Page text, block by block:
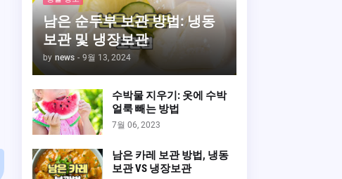
남은 순두부 보관 방법: 냉동
보관 및 냉장보관
by news - 9월 13, 2024
수박물 지우기: 옷에 수박
얼룩 빼는 방법
7월 06, 2023
남은 카레 보관 방법, 냉동
보관 VS 냉장보관